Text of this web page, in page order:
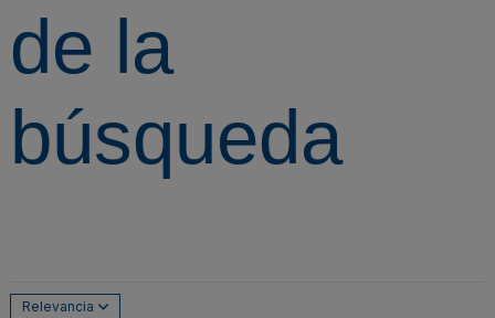
de la
búsqueda
Relevancia